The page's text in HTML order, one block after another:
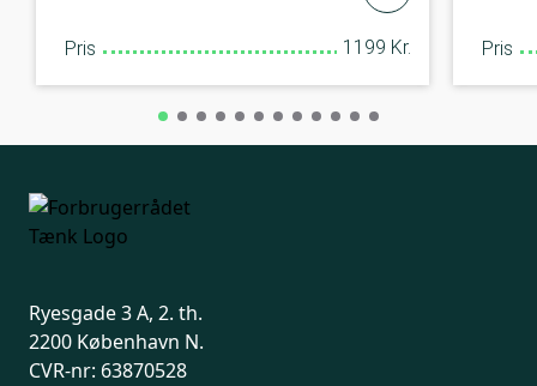
Pris 1199 Kr. Pris
Ryesgade 3 A, 2. th.
2200 København N.
CVR-nr: 63870528